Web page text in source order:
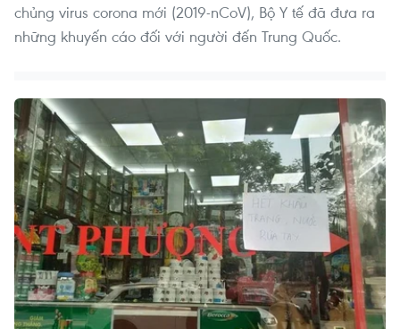
chủng virus corona mới (2019-nCoV), Bộ Y tế đã đưa ra
những khuyến cáo đối với người đến Trung Quốc.